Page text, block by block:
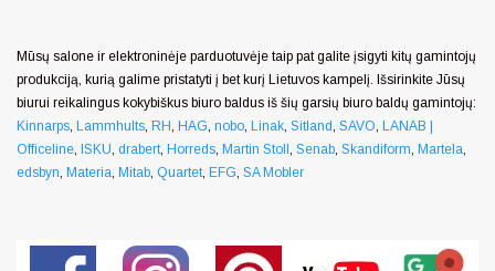
Mūsų salone ir elektroninėje parduotuvėje taip pat galite įsigyti kitų gamintojų
produkciją, kurią galime pristatyti į bet kurį Lietuvos kampelį. Išsirinkite Jūsų
biurui reikalingus kokybiškus biuro baldus iš šių garsių biuro baldų gamintojų:
Kinnarps, Lammhults, RH, HAG, nobo, Linak, Sitland, SAVO, LANAB |
Officeline, ISKU, drabert, Horreds, Martin Stoll, Senab, Skandiform, Martela,
edsbyn, Materia, Mitab, Quartet, EFG, SA Mobler